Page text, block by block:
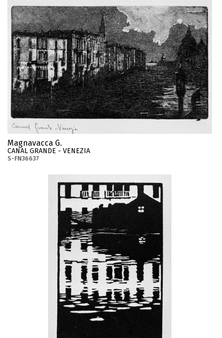
Magnavacca G.
CANAL GRANDE - VENEZIA
S-FN36637